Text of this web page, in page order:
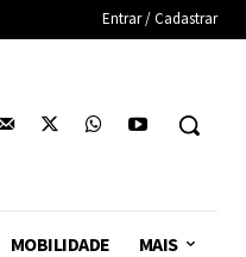
Entrar / Cadastrar
MOBILIDADE MAIS